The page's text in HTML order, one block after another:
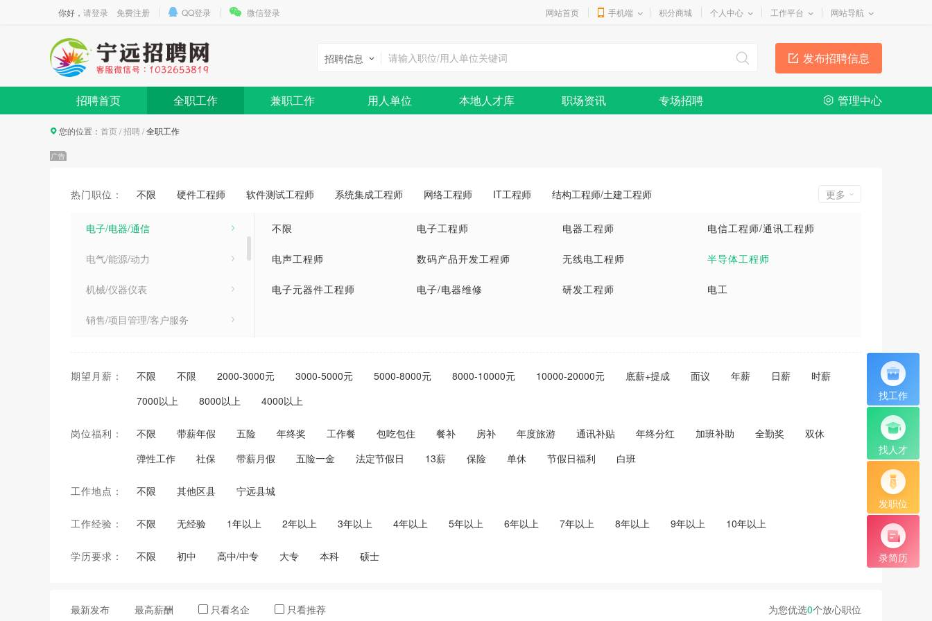
你好， 请登录 免费注册 QQ登录 微信登录 网站首页 手机端 积分商城 个人中心 工作平台 网站导航
发布招聘信息
招聘信息
招聘首页 全职工作 兼职工作 用人单位 本地人才库 职场资讯 专场招聘 管理中心
找工作
找人才
发职位
录简历
您的位置： 首页/招聘/全职工作
热门职位： 不限 硬件工程师 软件测试工程师 系统集成工程师 网络工程师 IT工程师 结构工程师/土建工程师 更多
计算机/互联网类
医疗卫生/美容保健
电子/电器/通信
电气/能源/动力
机械/仪器仪表
销售/项目管理/客户服务
人力资源/行政/文职人员
贸易/物流/采购/运输
贸易/消费/制造/营运
专业服务/教育/培训
不限 电子工程师 电器工程师 电信工程师/通讯工程师
电声工程师 数码产品开发工程师 无线电工程师 半导体工程师
电子元器件工程师 电子/电器维修 研发工程师 电工
期望月薪： 不限 不限 2000-3000元 3000-5000元 5000-8000元 8000-10000元 10000-20000元 底薪+提成 面议 年薪 日薪
时薪
7000以上
8000以上 4000以上
岗位福利： 不限 带薪年假 五险 年终奖 工作餐 包吃包住 餐补 房补 年度旅游 通讯补贴 年终分红 加班补助 全勤奖
双休
弹性工作
社保 带薪月假 五险一金 法定节假日 13薪 保险 单休 节假日福利 白班
工作地点： 不限 其他区县 宁远县城
工作经验： 不限 无经验 1年以上 2年以上 3年以上 4年以上 5年以上 6年以上 7年以上 8年以上 9年以上 10年以上
学历要求： 不限 初中 高中/中专 大专 本科 硕士
为您优选0个放心职位
最新发布 最高薪酬 只看名企 只看推荐